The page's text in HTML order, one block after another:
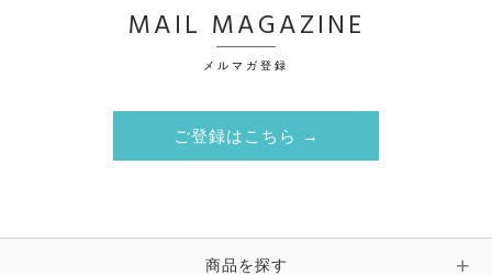
MAIL MAGAZINE
メルマガ登録
ご登録はこちら →
商品を探す